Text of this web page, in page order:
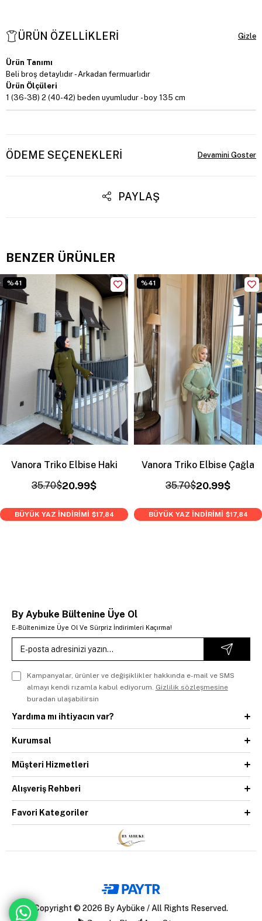
ÜRÜN ÖZELLIKLERI
Ürün Tanımı
Beli broş detaylıdır - Arkadan fermuarlıdır
Ürün Ölçüleri
1 (36-38) 2 (40-42) beden uyumludur - boy 135 cm
ÖDEME SEÇENEKLERI
PAYLAŞ
BENZER ÜRÜNLER
Vanora Triko Elbise Haki
20.99$
35.70$
BÜYÜK YAZ İNDİRİMİ $17,84
%41
Vanora Triko Elbise Çağla
20.99$
35.70$
BÜYÜK YAZ İNDİRİMİ $17,84
%41
By Aybuke Bültenine Üye Ol
E-Bültenimize Üye Ol Ve Sürpriz İndirimleri Kaçırma!
Kampanyalar, ürünler ve değişiklikler hakkında e-mail ve SMS
almayı kendi rızamla kabul ediyorum. Gizlilik sözleşmesine
buradan ulaşabilirsin
Yardıma mı ihtiyacın var?
Kurumsal
Müşteri Hizmetleri
Alışveriş Rehberi
Favori Kategoriler
Copyright © 2026 By Aybüke / All Rights Reserved.